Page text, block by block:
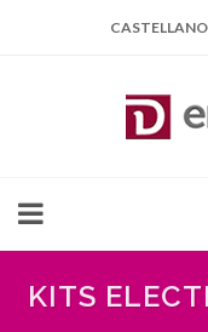
CASTELLANO
KITS